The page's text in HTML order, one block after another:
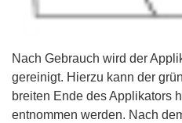
Nach Gebrauch wird der
gereinigt. Hierzu kann der
breiten Ende des Applikators
entnommen werden. Nach